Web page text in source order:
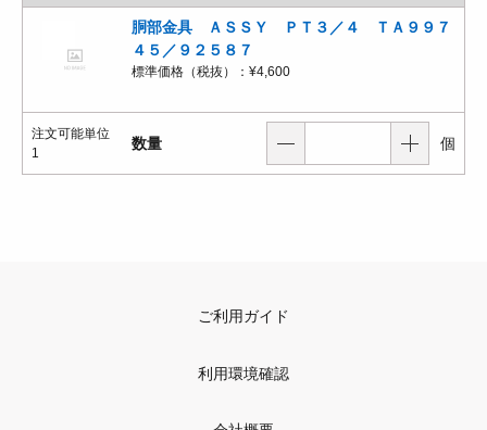
胴部金具 ＡＳＳＹ ＰＴ３／４ ＴＡ９９７
４５／９２５８７
標準価格（税抜）： ¥4,600
注文可能単位
1
数量 個
ご利用ガイド
利用環境確認